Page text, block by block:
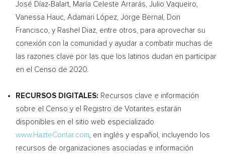
José Díaz-Balart, María Celeste Arrarás, Julio Vaqueiro,
Vanessa Hauc, Adamari López, Jorge Bernal , Don
Francisco, y Rashel Diaz, entre otros, para aprovechar su
conexión con la comunidad y ayudar a combatir muchas de
las razones clave por las que los latinos dudan en participar
en el Censo de 2020.
RECURSOS DIGITALES: Recursos clave e información
sobre el Censo y el Registro de Votantes estarán
disponibles en el sitio web especializado
www.HazteContar.com, en inglés y español, incluyendo los
recursos de organizaciones asociadas e información